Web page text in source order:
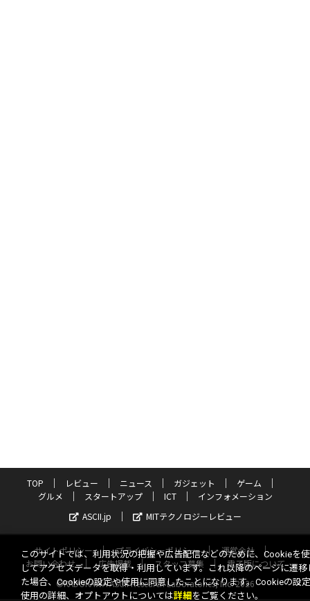
TOP レビュー ニュース ガジェット
ゲーム
グルメ
スタートアップ ICT
インフォメーション
ASCII.jp
MITテクノロジーレビュー
サイトポリシー プライバシーポリシー
運営会社
お問い合わせ
広告掲載 スタッフ募集
電子版について
©KADOKAWA ASCII Research Laboratories, Inc. 2026
このサイトでは、利用状況の把握や広告配信などのために、Cookieを
してアクセスデータを取得・利用しています。これ以降のページに遷移
た場合、Cookieの設定や使用に同意したことになります。Cookieの設
使用の詳細、オプトアウトについては詳細 をご覧ください。